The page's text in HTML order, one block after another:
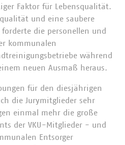
Faktor für Lebensqualität.
und eine saubere
die personellen und
kommunalen
während
neuen Ausmaß heraus.
für den diesjährigen
die Jurymitglieder sehr
einmal mehr die große
der VKU-Mitglieder - und
Entsorger